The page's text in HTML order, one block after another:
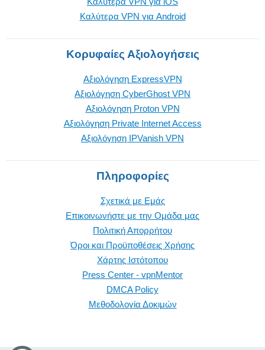
Καλύτερα VPN για Android
Κορυφαίες Αξιολογήσεις
Αξιολόγηση ExpressVPN
Αξιολόγηση CyberGhost VPN
Αξιολόγηση Proton VPN
Αξιολόγηση Private Internet Access
Αξιολόγηση IPVanish VPN
Πληροφορίες
Σχετικά με Εμάς
Επικοινωνήστε με την Oμάδα μας
Πολιτική Απορρήτου
Όροι και Προϋποθέσεις Χρήσης
Χάρτης Ιστότοπου
Press Center - vpnMentor
DMCA Policy
Μεθοδολογία Δοκιμών